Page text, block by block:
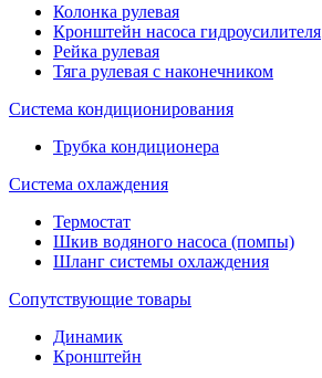
Колонка рулевая
Кронштейн насоса гидроусилителя
Рейка рулевая
Тяга рулевая с наконечником
Система кондиционирования
Трубка кондиционера
Система охлаждения
Термостат
Шкив водяного насоса (помпы)
Шланг системы охлаждения
Сопутствующие товары
Динамик
Кронштейн